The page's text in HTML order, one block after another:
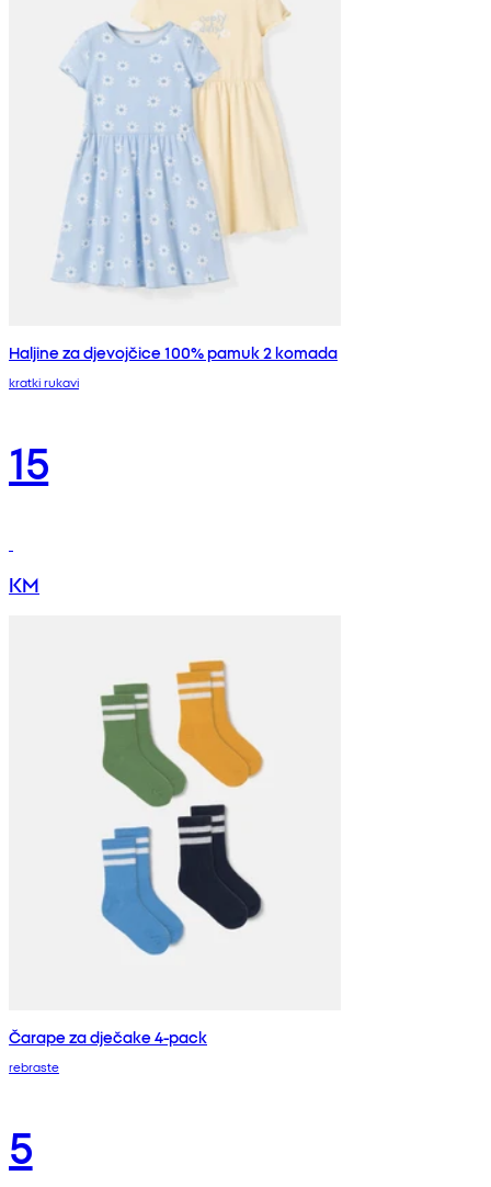
Haljine za djevojčice 100% pamuk 2 komada
kratki rukavi
15
KM
Čarape za dječake 4-pack
rebraste
5